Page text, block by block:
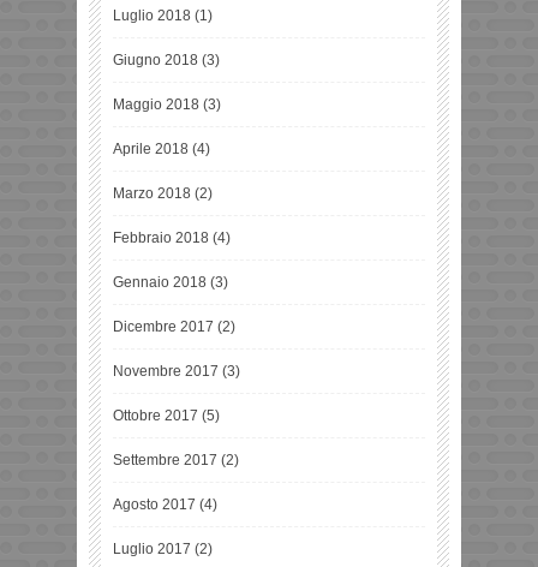
Luglio 2018 (1)
Giugno 2018 (3)
Maggio 2018 (3)
Aprile 2018 (4)
Marzo 2018 (2)
Febbraio 2018 (4)
Gennaio 2018 (3)
Dicembre 2017 (2)
Novembre 2017 (3)
Ottobre 2017 (5)
Settembre 2017 (2)
Agosto 2017 (4)
Luglio 2017 (2)